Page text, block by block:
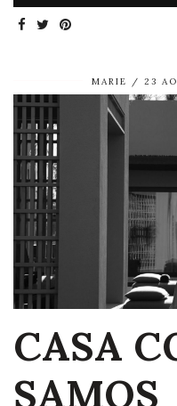
MARIE 23
CASA
SAMOS